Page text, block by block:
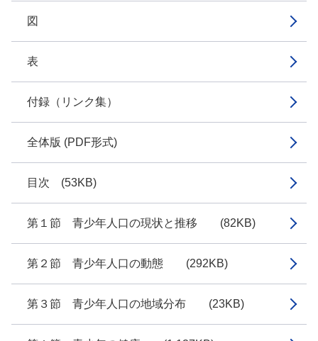
図
表
付録（リンク集）
全体版 (PDF形式)
目次 (53KB)
第１節 青少年人口の現状と推移 (82KB)
第２節 青少年人口の動態 (292KB)
第３節 青少年人口の地域分布 (23KB)